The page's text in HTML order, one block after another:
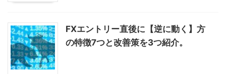
FXエントリー直後に【逆に動く】方
の特徴7つと改善策を3つ紹介。